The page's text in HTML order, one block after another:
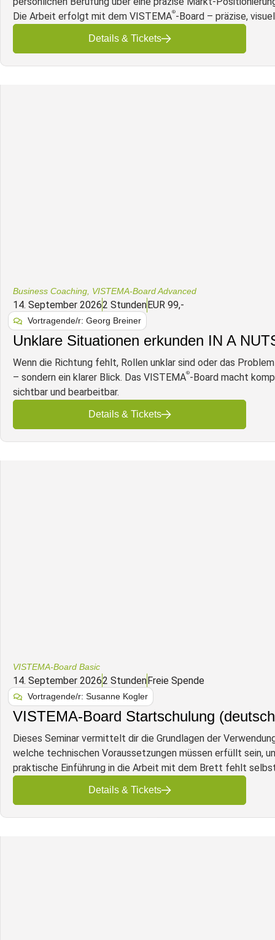
Die Arbeit erfolgt mit dem VISTEMA®-Board – präzise,
Details & Tickets
Business Coaching VISTEMA-Board Advanced
14. September 20262 Stunden EUR 99,-
Vortragende/r: Georg Breiner
Unklare Situationen erkunden IN A
Wenn die Richtung fehlt, Rollen unklar sind oder das
– sondern ein klarer Blick. Das VISTEMA®-Board macht
sichtbar und bearbeitbar.
Details & Tickets
VISTEMA-Board Basic
14. September 20262 Stunden Freie Spende
Vortragende/r: Susanne Kogler
VISTEMA-Board Startschulung
Dieses Seminar vermittelt dir die Grundlagen der
welche technischen Voraussetzungen müssen erfüllt sein,
praktische Einführung in die Arbeit mit dem Brett fehlt
Details & Tickets